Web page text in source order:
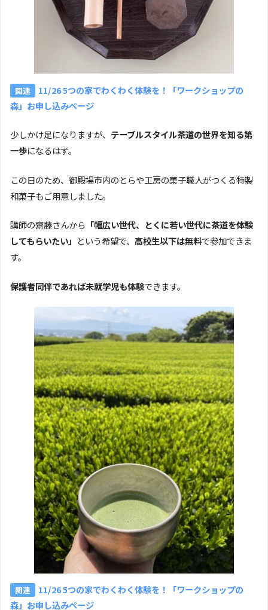
11/26 5つの家でわくわく体験を！「ワークショップの
森」お申し込みページ
少しかけ足になりますが、 テーブルスタイル茶道の世界を知る第
一歩になるはず。
この日のため、御殿場市内のとらや工房の菓子職人がつくる特製
和菓子もご用意しました。
講師の齋藤さんから 「幅広い世代、とくに若い世代に茶道を体験
してもらいたい」 という希望で、 高校生以下は無料で参加できま
す。
保護者同伴であれば未就学児も体験できます。
11/26 5つの家でわくわく体験を！「ワークショップの
森」お申し込みページ